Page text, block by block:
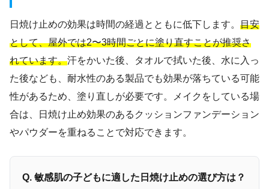
日焼け止めの効果は時間の経過とともに低下します。 目安
として、屋外では2〜3時間ごとに塗り直すことが推奨さ
れています。汗をかいた後、タオルで拭いた後、水に入っ
た後なども、耐水性のある製品でも効果が落ちている可能
性があるため、塗り直しが必要です。メイクをしている場
合は、日焼け止め効果のあるクッションファンデーション
やパウダーを重ねることで対応できます。
Q. 敏感肌の子どもに適した日焼け止めの選び方は？